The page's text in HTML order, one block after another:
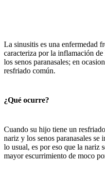
La sinusitis es una enfermedad
caracteriza por la inflamación
los senos paranasales; en
resfriado común.
¿Qué ocurre?
Cuando su hijo tiene un
nariz y los senos paranasales
lo usual, es por eso que la nariz
mayor escurrimiento de moco